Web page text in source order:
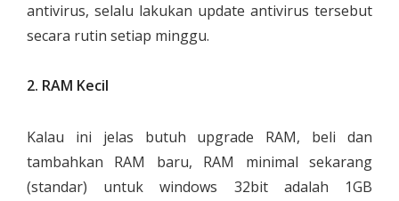
antivirus, selalu lakukan update antivirus tersebut
secara rutin setiap minggu.
2. RAM Kecil
Kalau ini jelas butuh upgrade RAM, beli dan
tambahkan RAM baru, RAM minimal sekarang
(standar) untuk windows 32bit adalah 1GB